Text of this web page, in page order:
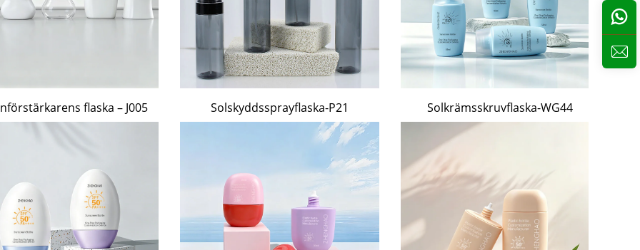
flaska – J005 Solskyddssprayflaska-P21 Solkrämsskruvflaska-WG44